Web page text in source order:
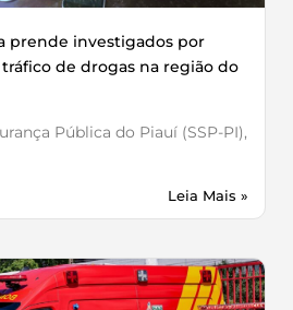
prende investigados por
de drogas na região do
Pública do Piauí (SSP-PI),
Leia Mais »